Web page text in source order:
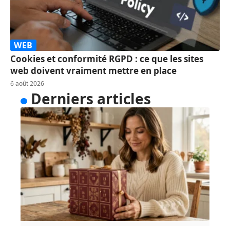
WEB
Cookies et conformité RGPD : ce que les sites
web doivent vraiment mettre en place
6 août 2026
Derniers articles